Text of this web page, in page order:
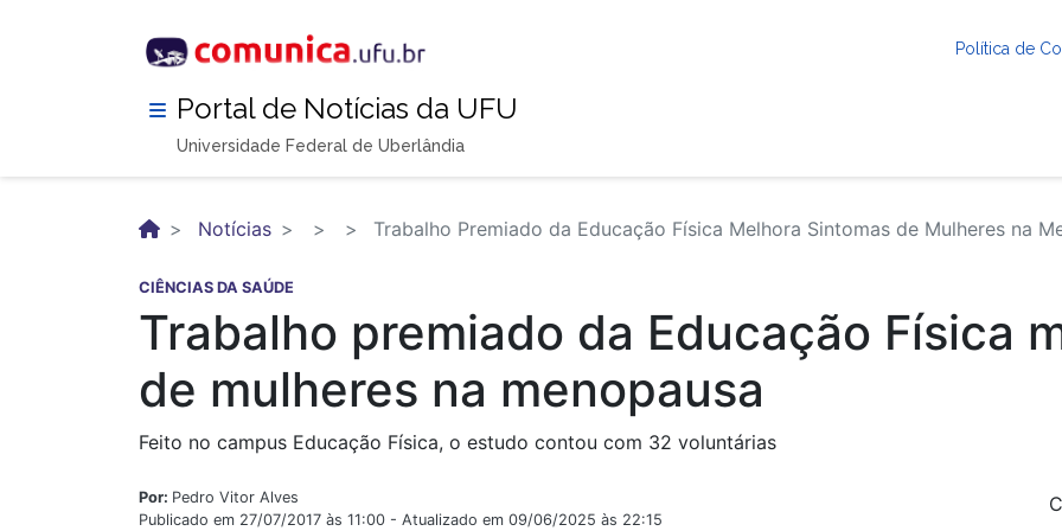
Política de
Portal de Notícias da UFU
Universidade Federal de Uberlândia
Notícias Trabalho Premiado da Educação Física Melhora Sintomas de Mulheres na
CIÊNCIAS DA SAÚDE
Trabalho premiado da Educação Física
de mulheres na menopausa
Feito no campus Educação Física, o estudo contou com 32 voluntárias
Por: Pedro Vitor Alves
Publicado em 27/07/2017 às 11:00 - Atualizado em 09/06/2025 às 22:15